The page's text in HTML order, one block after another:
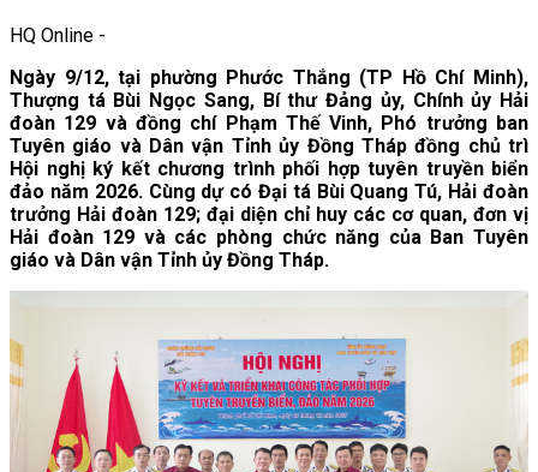
HQ Online -
Ngày 9/12, tại phường Phước Thắng (TP Hồ Chí Minh),
Thượng tá Bùi Ngọc Sang, Bí thư Đảng ủy, Chính ủy Hải
đoàn 129 và đồng chí Phạm Thế Vinh, Phó trưởng ban
Tuyên giáo và Dân vận Tỉnh ủy Đồng Tháp đồng chủ trì
Hội nghị ký kết chương trình phối hợp tuyên truyền biển
đảo năm 2026. Cùng dự có Đại tá Bùi Quang Tú, Hải đoàn
trưởng Hải đoàn 129; đại diện chỉ huy các cơ quan, đơn vị
Hải đoàn 129 và các phòng chức năng của Ban Tuyên
giáo và Dân vận Tỉnh ủy Đồng Tháp.